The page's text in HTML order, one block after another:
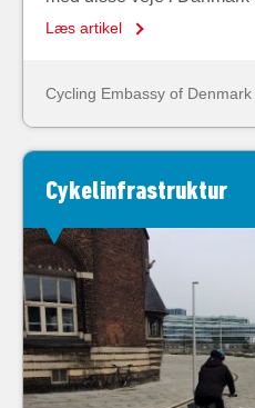
Læs artikel
Cycling Embassy of Denmark
Cykelinfrastruktur